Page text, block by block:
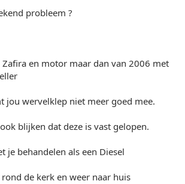
probleem ?
Zafira en motor maar dan van 2006 met
jou wervelklep niet meer goed mee.
blijken dat deze is vast gelopen.
je behandelen als een Diesel
de kerk en weer naar huis